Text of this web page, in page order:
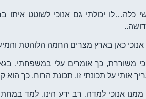
כלה…לו יכולתי גם אנוכי לשוטט איתו
כאן בארץ מצרים החמה הלוהטת
משוררת, כך אומרים עלי במשפחתי.
אותי על תכונתי זו, תכונת הרוח, כך הוא
ממנו אנוכי למדה. רב ידע הינו. למד